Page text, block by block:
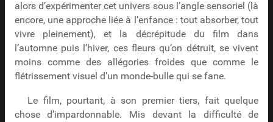
alors d’expérimenter cet univers sous l’angle sensoriel (là
encore, une approche liée à l’enfance : tout absorber, tout
vivre pleinement), et la décrépitude du film dans
l’automne puis l’hiver, ces fleurs qu’on détruit, se vivent
moins comme des allégories froides que comme le
flétrissement visuel d’un monde-bulle qui se fane.
Le film, pourtant, à son premier tiers, fait quelque
chose d’impardonnable. Mis devant la difficulté de